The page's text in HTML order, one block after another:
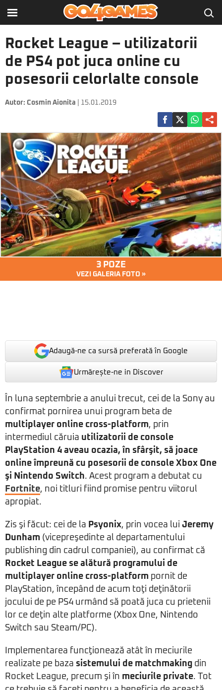
Rocket League – utilizatorii
de PS4 pot juca online cu
posesorii celorlalte console
Autor: Cosmin Aionita | 15.01.2019
3 POZE
VEZI GALERIA FOTO »
Adaugă-ne ca sursă preferată în Google
Urmărește-ne in Discover
În luna septembrie a anului trecut, cei de la Sony au
confirmat pornirea unui program beta de
multiplayer online cross-platform, prin
intermediul căruia utilizatorii de console
PlayStation 4 aveau ocazia, în sfârşit, să joace
online împreună cu posesorii de console Xbox One
şi Nintendo Switch. Acest program a debutat cu
Fortnite, noi titluri fiind promise pentru viitorul
apropiat.
Zis şi făcut: cei de la Psyonix, prin vocea lui Jeremy
Dunham (vicepreşedinte al departamentului
publishing din cadrul companiei), au confirmat că
Rocket League se alătură programului de
multiplayer online cross-platform pornit de
PlayStation, începând de acum toţi deţinătorii
jocului de pe PS4 urmând să poată juca cu prietenii
lor ce deţin alte platforme (Xbox One, Nintendo
Switch sau Steam/PC).
Implementarea funcţionează atât în meciurile
realizate pe baza sistemului de matchmaking din
Rocket League, precum şi în meciurile private. Tot